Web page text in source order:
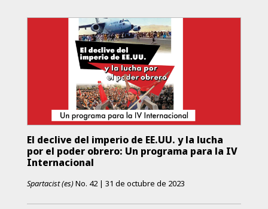
El declive del imperio de EE.UU. y la lucha
por el poder obrero: Un programa para la IV
Internacional
Spartacist (es)No. 42 | 31 de octubre de 2023